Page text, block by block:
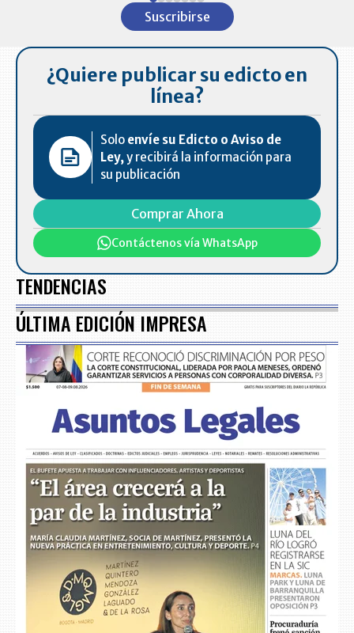
Suscribirse
¿Quiere publicar su edicto en
línea?
Solo envíe su Edicto o Aviso de
Ley,y recibirá la información para
su publicación
Comprar Ahora
Contáctenos vía WhatsApp
TENDENCIAS
ÚLTIMA EDICIÓN IMPRESA